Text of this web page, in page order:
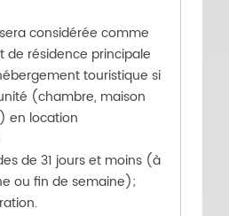
considérée comme
de résidence principale
touristique si
(chambre, maison
en location
de 31 jours et moins (à
ou fin de semaine);